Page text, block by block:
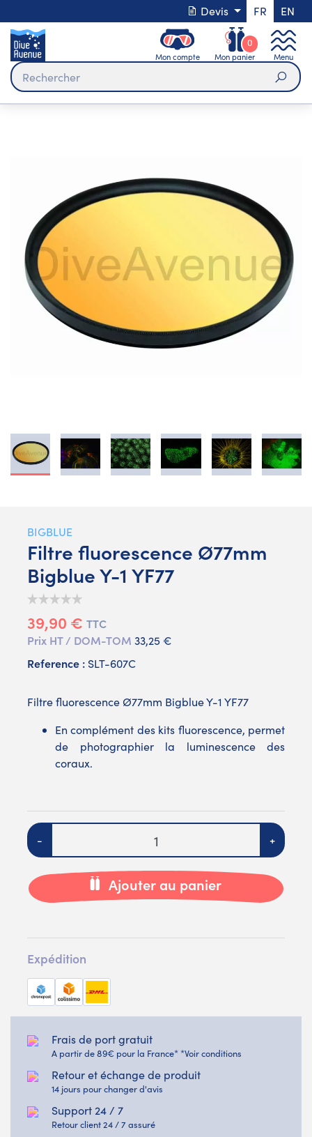
Devis FR EN
Mon compte Mon panier
0
Menu
BIGBLUE
Filtre fluorescence Ø77mm
Bigblue Y-1 YF77
39,90 € TTC
Prix HT / DOM-TOM 33,25 €
Reference : SLT-607C
Filtre fluorescence Ø77mm Bigblue Y-1 YF77
En complément des kits fluorescence, permet
de photographier la luminescence des
coraux.
Quantité
- +
Ajouter au panier
Expédition
Frais de port gratuit
A partir de 89€ pour la France* *Voir conditions
Retour et échange de produit
14 jours pour changer d'avis
Support 24 / 7
Retour client 24 / 7 assuré